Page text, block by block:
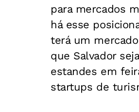
para mercados
há esse
terá um
que Salvador
estandes em
startups de